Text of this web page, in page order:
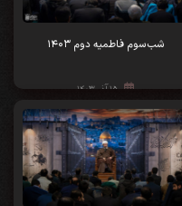
شب‌سوم فاطمیه دوم ۱۴۰۳
۱۵ آذر ۱۴۰۳